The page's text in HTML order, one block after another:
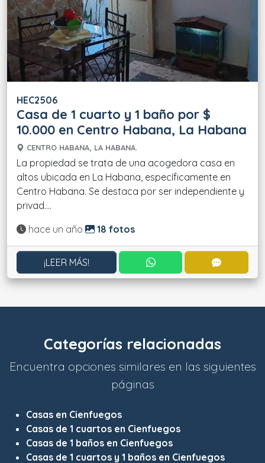
HEC2506
Casa de 1 cuarto y 1 baño por $
10.000 en Centro Habana, La Habana
CENTRO HABANA, LA HABANA.
La propiedad se trata de una acogedora casa en
altos ubicada en La Habana, específicamente en
Centro Habana. Se destaca por ser independiente y
privad....
Actualizado:
hace un año 18 fotos
¡LEER MÁS! CONTACTAR POR
Categorías relacionadas
Encuentra opciones similares en las siguientes
páginas
Casas en Cienfuegos
Casas de 1 cuartos en Cienfuegos
Casas de 1 baños en Cienfuegos
Casas de 1 cuartos y 1 baños en Cienfuegos